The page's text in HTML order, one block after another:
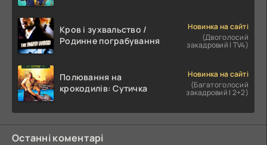
Кров і зухвальство /
Родинне пограбування
Новинка на сайті
(Двоголосий
закадровий | TV4)
Полювання на
крокодилів: Сутичка
Новинка на сайті
(Багатоголосий
закадровий | 2+2)
Останні коментарі